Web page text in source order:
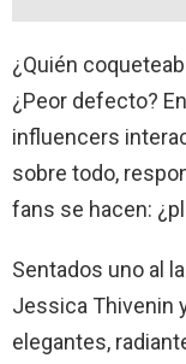
¿Quién
¿Peor defecto?
influencers
sobre todo,
fans se hacen:
Sentados uno al
Jessica Thivenin
elegantes,